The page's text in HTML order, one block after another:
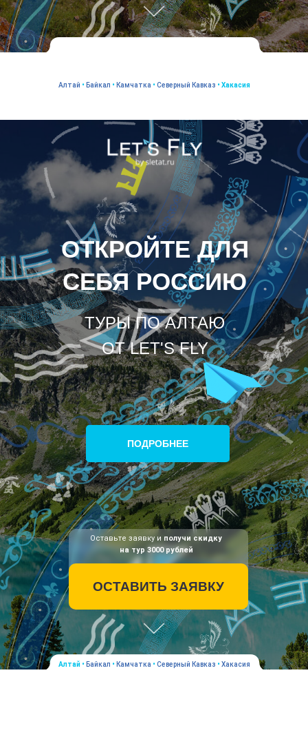
Алтай • Байкал • Камчатка •Северный Кавказ •Хакасия
ТУРЫ ПО АЛТАЮ
ОТ LET'S FLY
Алтай • Байкал • Камчатка •Северный Кавказ •Хакасия
ОТКРОЙТЕ ДЛЯ
СЕБЯ РОССИЮ
ПОДРОБНЕЕ
Оставьте заявку и получи скидку
на тур 3000 рублей
ОСТАВИТЬ ЗАЯВКУ